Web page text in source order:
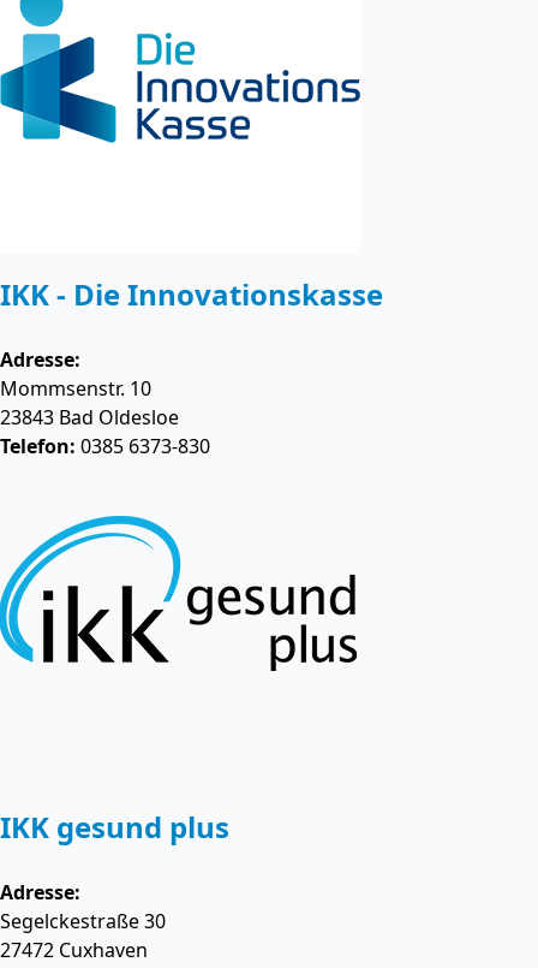
IKK - Die Innovationskasse
Adresse:
Mommsenstr. 10
23843 Bad Oldesloe
Telefon: 0385 6373-830
IKK gesund plus
Adresse:
Segelckestraße 30
27472 Cuxhaven